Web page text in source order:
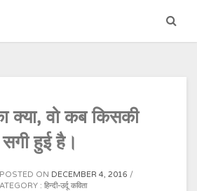
क्या, वो कब किसकी
सगी हुई है।
POSTED ON DECEMBER 4, 2016
: हिन्दी-उर्दू कविता